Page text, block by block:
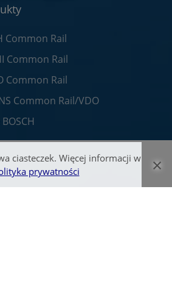
ciasteczek. Więcej informacji w
prywatności
×
Common Rail
Common Rail
Common Rail
Common Rail/VDO